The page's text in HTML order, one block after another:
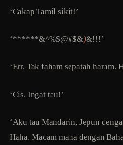
‘Cakap Tamil sikit!’
‘******&^%$@#$&)&!!!’
‘Err. Tak faham sepatah haram.
‘Cis. Ingat tau!’
‘Aku tau Mandarin, Jepun
Haha. Macam mana dengan